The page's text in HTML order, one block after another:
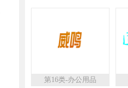
第16类-办公用品